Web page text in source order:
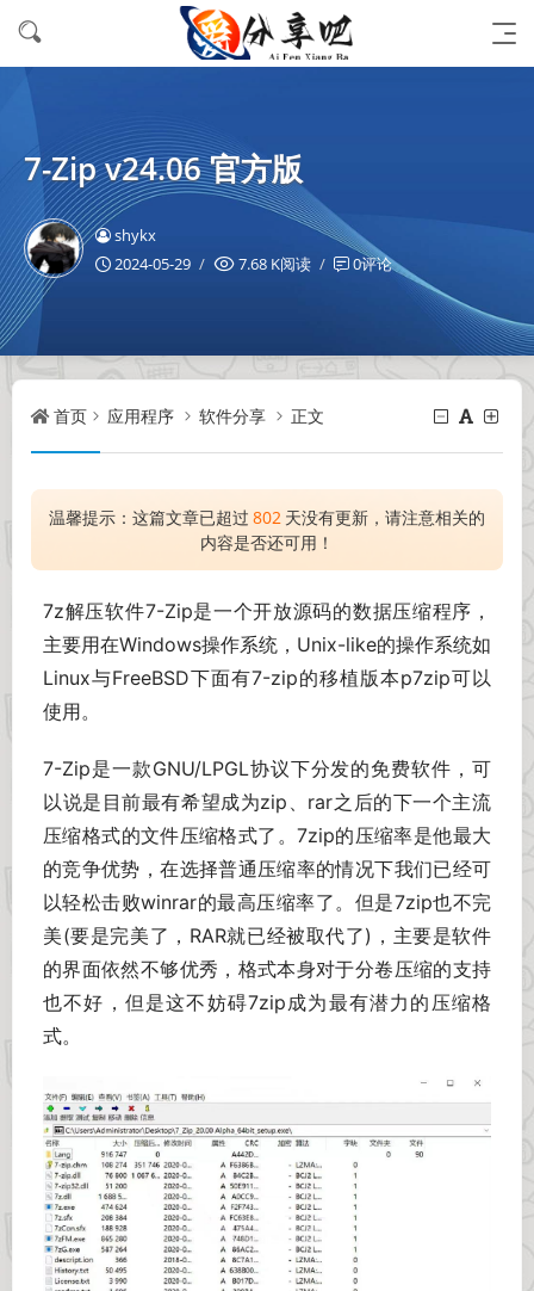
7-Zip v24.06 官方版
shykx
2024-05-29
7.68 K阅读 0评论
首页 应用程序 软件分享 正文
温馨提示：这篇文章已超过 802 天没有更新，请注意相关的
内容是否还可用！
7z解压软件7-Zip是一个开放源码的数据压缩程序，
主要用在Windows操作系统，Unix-like的操作系统如
Linux与FreeBSD下面有7-zip的移植版本p7zip可以
使用。
7-Zip是一款GNU/LPGL协议下分发的免费软件，可
以说是目前最有希望成为zip、rar之后的下一个主流
压缩格式的文件压缩格式了。7zip的压缩率是他最大
的竞争优势，在选择普通压缩率的情况下我们已经可
以轻松击败winrar的最高压缩率了。但是7zip也不完
美(要是完美了，RAR就已经被取代了)，主要是软件
的界面依然不够优秀，格式本身对于分卷压缩的支持
也不好，但是这不妨碍7zip成为最有潜力的压缩格
式。